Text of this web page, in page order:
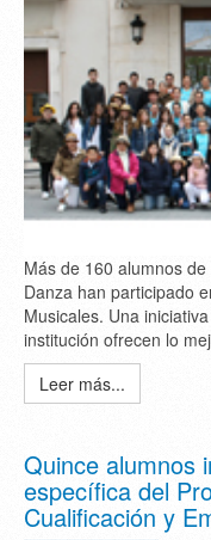
Más de 160 alumnos
Danza han participado
Musicales. Una
institución ofrecen lo
Leer más...
Quince alumnos
específica del
Cualificación y